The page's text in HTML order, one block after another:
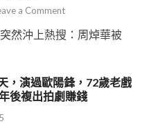
a Comment
然沖上熱搜：周焯華被
，演過歐陽鋒，72歲老戲
後複出拍劇賺錢